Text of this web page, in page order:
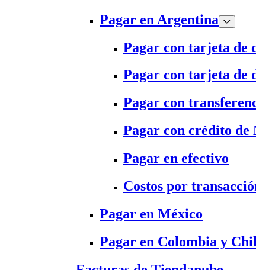
Pagar en Argentina
Pagar con tarjeta de
Pagar con tarjeta de
Pagar con
Pagar con crédito de
Pagar en efectivo
Costos por
Pagar en México
Pagar en Colombia y